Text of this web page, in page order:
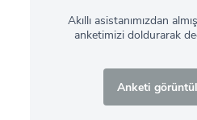
Akıllı asistanımızdan
anketimizi doldurarak
Anketi